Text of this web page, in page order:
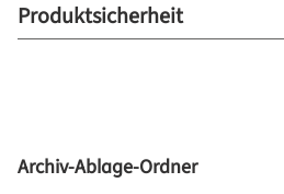
Produktsicherheit
Produktgalerie überspringen
Archiv-Ablage-Ordner